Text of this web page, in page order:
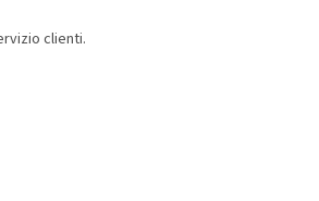
clienti.